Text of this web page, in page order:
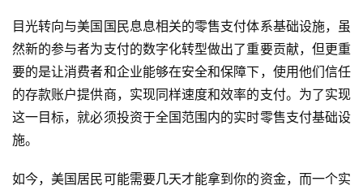
目光转向与美国国民息息相关的零售支付体系基础设施，虽
然新的参与者为支付的数字化转型做出了重要贡献，但更重
要的是让消费者和企业能够在安全和保障下，使用他们信任
的存款账户提供商，实现同样速度和效率的支付。为了实现
这一目标，就必须投资于全国范围内的实时零售支付基础设
施。
如今，美国居民可能需要几天才能拿到你的资金，而一个实